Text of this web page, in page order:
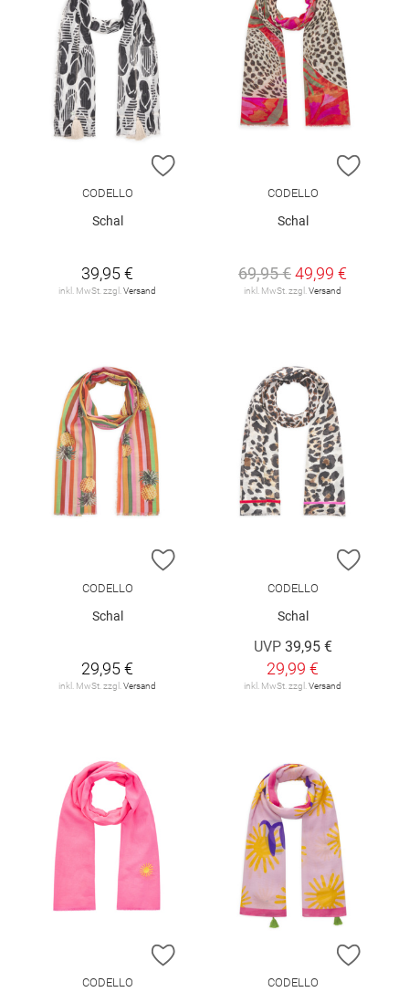
ZUR WUNSCHLISTE HINZUFÜGEN
CODELLO
Schal
39,95 €
inkl. MwSt. zzgl. Versand
ZUR
CODELLO
Schal
69,95 €49,99 €
inkl. MwSt. zzgl. Versand
ZUR WUNSCHLISTE HINZUFÜGEN
CODELLO
Schal
29,95 €
inkl. MwSt. zzgl. Versand
ZUR
CODELLO
Schal
UVP 39,95 €
29,99 €
inkl. MwSt. zzgl. Versand
ZUR WUNSCHLISTE HINZUFÜGEN
CODELLO
ZUR
CODELLO